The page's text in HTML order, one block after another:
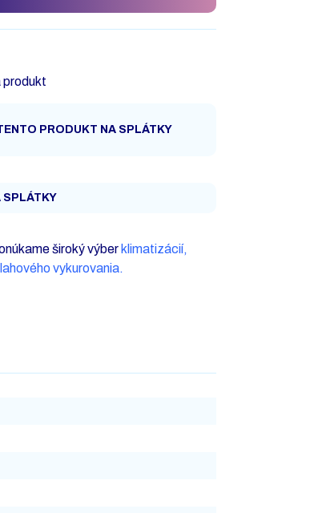
produkt
PRODUKT NA SPLÁTKY
SPLÁTKY
široký výber klimatizácií,
vykurovania.